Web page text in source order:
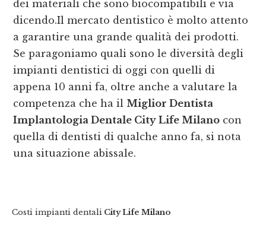
dei materiali che sono biocompatibili e via
dicendo.Il mercato dentistico è molto attento
a garantire una grande qualità dei prodotti.
Se paragoniamo quali sono le diversità degli
impianti dentistici di oggi con quelli di
appena 10 anni fa, oltre anche a valutare la
competenza che ha il Miglior Dentista
Implantologia Dentale City Life Milano con
quella di dentisti di qualche anno fa, si nota
una situazione abissale.
Costi impianti dentali City Life Milano